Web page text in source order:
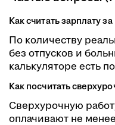
Как считать зарплату
По количеству
без отпусков и
калькуляторе есть
Как посчитать
Сверхурочную
оплачивают не